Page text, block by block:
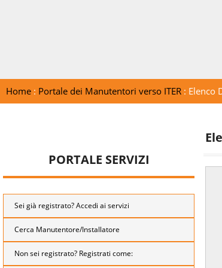
Home: Portale dei Manutentori verso ITER: Elenco
PORTALE SERVIZI
Sei già registrato? Accedi ai servizi
Cerca Manutentore/Installatore
Non sei registrato? Registrati come: